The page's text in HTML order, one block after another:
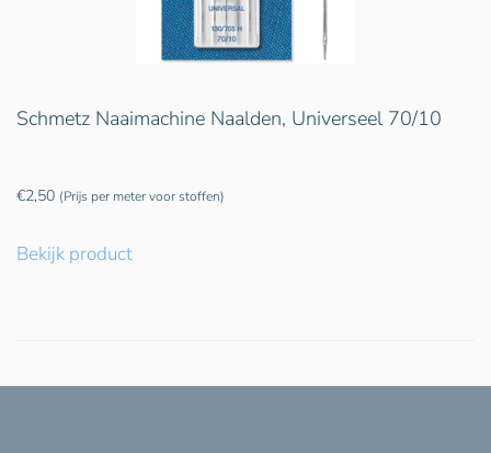
Schmetz Naaimachine Naalden, Universeel 70/10
€2,50 (Prijs per meter voor stoffen)
Bekijk product